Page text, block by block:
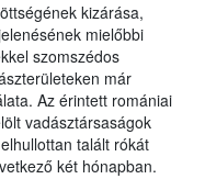
kizárása,
mielőbbi
szomszédos
már
Az érintett romániai
vadásztársaságok
talált rókát
két hónapban.